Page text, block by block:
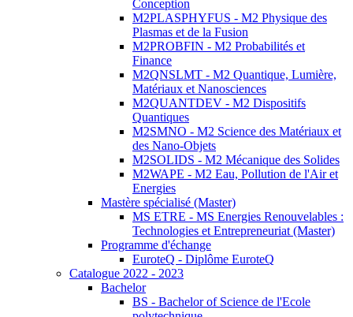
Conception
M2PLASPHYFUS - M2 Physique des
Plasmas et de la Fusion
M2PROBFIN - M2 Probabilités et
Finance
M2QNSLMT - M2 Quantique, Lumière,
Matériaux et Nanosciences
M2QUANTDEV - M2 Dispositifs
Quantiques
M2SMNO - M2 Science des Matériaux et
des Nano-Objets
M2SOLIDS - M2 Mécanique des Solides
M2WAPE - M2 Eau, Pollution de l'Air et
Energies
Mastère spécialisé (Master)
MS ETRE - MS Energies Renouvelables :
Technologies et Entrepreneuriat (Master)
Programme d'échange
EuroteQ - Diplôme EuroteQ
Catalogue 2022 - 2023
Bachelor
BS - Bachelor of Science de l'Ecole